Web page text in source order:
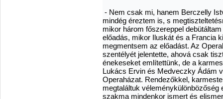
- Nem csak mi, hanem Berczelly
mindég éreztem is, s
mikor három főszereppel
előadás, mikor Iluskát és a Francia
megmentsem az előadást. Az
szentélyét jelentette, ahová csak
énekeseket említettünk, de a
Lukács Ervin és Medveczky Ádám
Operaházat. Rendezőkkel,
megtaláltuk véleménykülönbözőség
szakma mindenkor ismert és